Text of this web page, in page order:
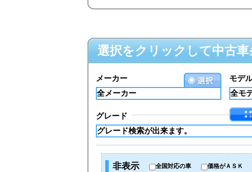
選択をクリックして中古
モデ
メーカー
グレード
非表示 全国対応の車 価格がＡＳＫ